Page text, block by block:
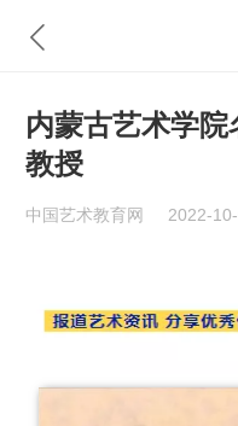
内蒙古艺术学
教授
中国艺术教育网 2022-